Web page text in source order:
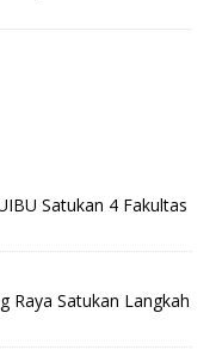
Satukan 4 Fakultas
Raya Satukan Langkah